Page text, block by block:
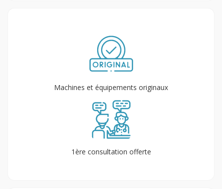
Machines et équipements originaux
1ère consultation offerte